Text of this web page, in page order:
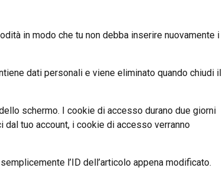
in modo che tu non debba inserire nuovamente i
dati personali e viene eliminato quando chiudi il
schermo. I cookie di accesso durano due giorni
tuo account, i cookie di accesso verranno
l’ID dell’articolo appena modificato.